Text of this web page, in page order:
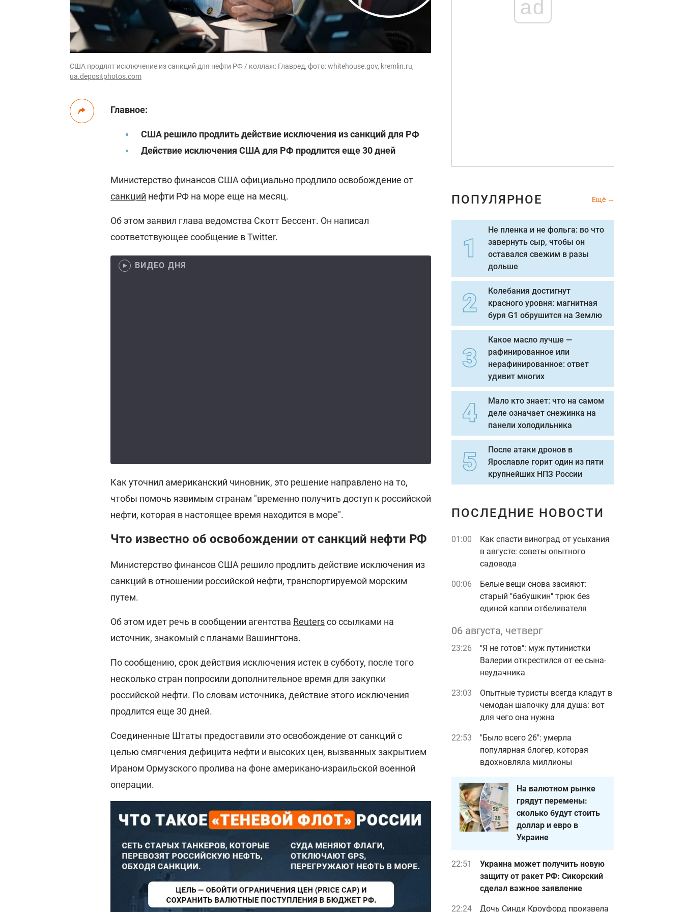
США продлят исключение из санкций для нефти РФ / коллаж: Главред, фото: whitehouse.gov, kremlin.ru,
ua.depositphotos.com
Главное:
США решило продлить действие исключения из санкций для РФ
Действие исключения США для РФ продлится еще 30 дней
Министерство финансов США официально продлило освобождение от
санкций нефти РФ на море еще на месяц.
Об этом заявил глава ведомства Скотт Бессент. Он написал
соответствующее сообщение вTwitter.
ВИДЕО ДНЯ
Как уточнил американский чиновник, это решение направлено на то,
чтобы помочь язвимым странам "временно получить доступ к российской
нефти, которая в настоящее время находится в море".
Что известно об освобождении от санкций нефти РФ
Министерство финансов США решило продлить действие исключения из
санкций в отношении российской нефти, транспортируемой морским
путем.
Об этом идет речь в сообщении агентства Reutersсо ссылками на
источник, знакомый с планами Вашингтона.
По сообщению, срок действия исключения истек в субботу, после того
несколько стран попросили дополнительное время для закупки
российской нефти. По словам источника, действие этого исключения
продлится еще 30 дней.
Соединенные Штаты предоставили это освобождение от санкций с
целью смягчения дефицита нефти и высоких цен, вызванных закрытием
Ираном Ормузского пролива на фоне американо-израильской военной
операции.
ad
ПОПУЛЯРНОЕ Ещё
Не пленка и не фольга: во что
завернуть сыр, чтобы он
оставался свежим в разы
дольше
Колебания достигнут
красного уровня: магнитная
буря G1 обрушится на Землю
Какое масло лучше —
рафинированное или
нерафинированное: ответ
удивит многих
Мало кто знает: что на самом
деле означает снежинка на
панели холодильника
После атаки дронов в
Ярославле горит один из пяти
крупнейших НПЗ России
ПОСЛЕДНИЕ НОВОСТИ
01:00
Как спасти виноград от усыхания
в августе: советы опытного
садовода
00:06
Белые вещи снова засияют:
старый "бабушкин" трюк без
единой капли отбеливателя
06 августа, четверг
23:26
"Я не готов": муж путинистки
Валерии открестился от ее сына-
неудачника
23:03
Опытные туристы всегда кладут в
чемодан шапочку для душа: вот
для чего она нужна
22:53
"Было всего 26": умерла
популярная блогер, которая
вдохновляла миллионы
На валютном рынке
грядут перемены:
сколько будут стоить
доллар и евро в
Украине
22:51
Украина может получить новую
защиту от ракет РФ: Сикорский
сделал важное заявление
22:24 Дочь Синди Кроуфорд произвела